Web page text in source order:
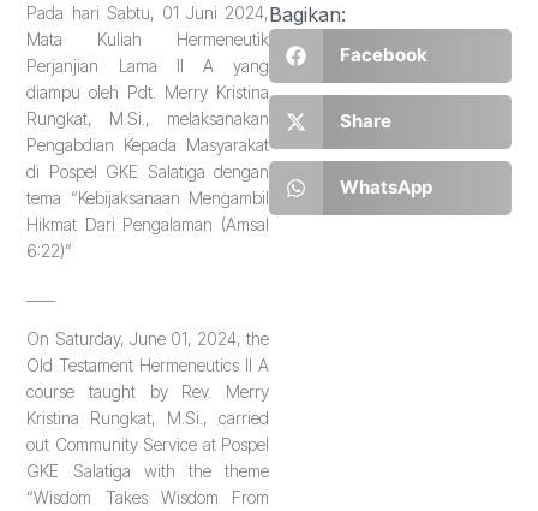
Pada hari Sabtu, 01 Juni 2024,
Mata Kuliah Hermeneutik
Perjanjian Lama II A yang
diampu oleh Pdt. Merry Kristina
Rungkat, M.Si., melaksanakan
Pengabdian Kepada Masyarakat
di Pospel GKE Salatiga dengan
tema “Kebijaksanaan Mengambil
Hikmat Dari Pengalaman (Amsal
6:22)”
On Saturday, June 01, 2024, the
Old Testament Hermeneutics II A
course taught by Rev. Merry
Kristina Rungkat, M.Si., carried
out Community Service at Pospel
GKE Salatiga with the theme
“Wisdom Takes Wisdom From
Bagikan:
Facebook
Share
WhatsApp